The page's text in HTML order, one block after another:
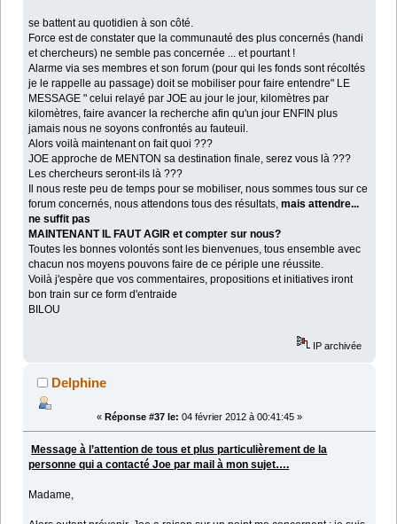
se battent au quotidien à son côté.
Force est de constater que la communauté des plus concernés (handi
et chercheurs) ne semble pas concernée ... et pourtant !
Alarme via ses membres et son forum (pour qui les fonds sont récoltés
je le rappelle au passage) doit se mobiliser pour faire entendre" LE
MESSAGE " celui relayé par JOE au jour le jour, kilomètres par
kilomètres, faire avancer la recherche afin qu'un jour ENFIN plus
jamais nous ne soyons confrontés au fauteuil.
Alors voilà maintenant on fait quoi ???
JOE approche de MENTON sa destination finale, serez vous là ???
Les chercheurs seront-ils là ???
Il nous reste peu de temps pour se mobiliser, nous sommes tous sur ce
forum concernés, nous attendons tous des résultats,mais attendre...
ne suffit pas
MAINTENANT IL FAUT AGIR et compter sur nous?
Toutes les bonnes volontés sont les bienvenues, tous ensemble avec
chacun nos moyens pouvons faire de ce périple une réussite.
Voilà j'espère que vos commentaires, propositions et initiatives iront
bon train sur ce form d'entraide
BILOU
IP archivée
Delphine
« Réponse #37 le: 04 février 2012 à 00:41:45 »
Message à l’attention de tous et plus particulièrement de la
personne qui a contacté Joe par mail à mon sujet….
Madame,